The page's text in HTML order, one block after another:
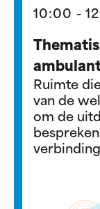
10:00 -
Ruimte
van de
om de